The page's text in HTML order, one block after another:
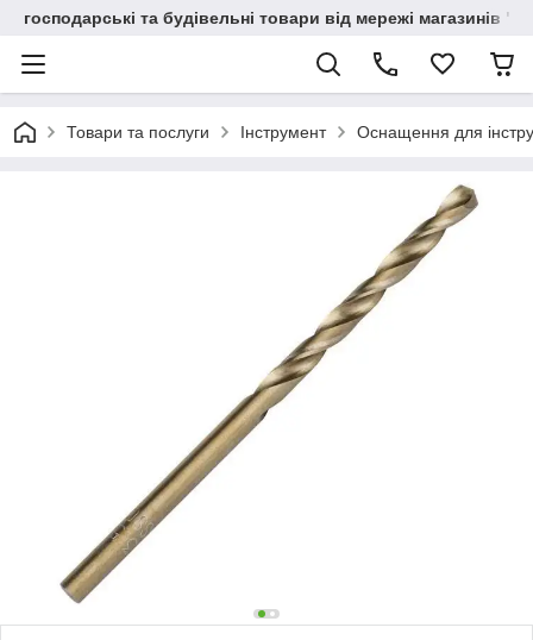
господарські та будівельні товари від мережі магазинів
Товари та послуги Інструмент Оснащення для